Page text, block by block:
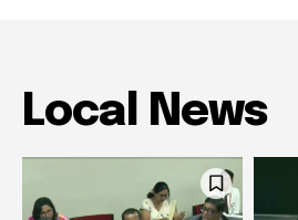
Local News